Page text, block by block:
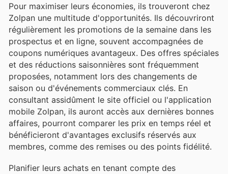
Pour maximiser leurs économies, ils trouveront chez
Zolpan une multitude d'opportunités. Ils découvriront
régulièrement les promotions de la semaine dans les
prospectus et en ligne, souvent accompagnées de
coupons numériques avantageux. Des offres spéciales
et des réductions saisonnières sont fréquemment
proposées, notamment lors des changements de
saison ou d'événements commerciaux clés. En
consultant assidûment le site officiel ou l'application
mobile Zolpan, ils auront accès aux dernières bonnes
affaires, pourront comparer les prix en temps réel et
bénéficieront d'avantages exclusifs réservés aux
membres, comme des remises ou des points fidélité.
Planifier leurs achats en tenant compte des